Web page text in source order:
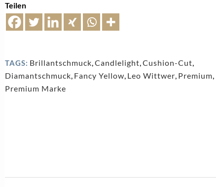
Teilen
TAGS: Brillantschmuck,Candlelight,Cushion-Cut,
Diamantschmuck, Fancy Yellow, Leo Wittwer, Premium,
Premium Marke